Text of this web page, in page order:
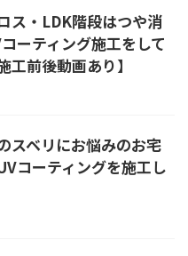
ス・LDK階段はつや消
ーティング施工をして
工前後動画あり】
スベリにお悩みのお宅
コーティングを施工し